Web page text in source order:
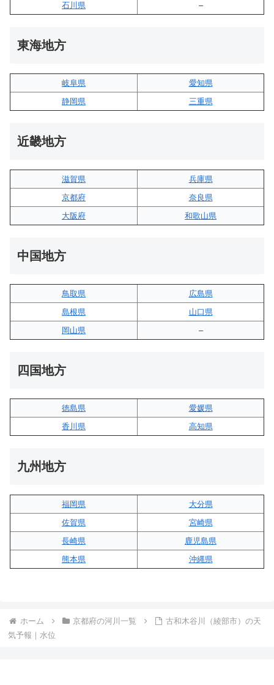
石川県
–
東海地方
岐阜県
愛知県
静岡県
三重県
近畿地方
滋賀県
兵庫県
京都府
奈良県
大阪府
和歌山県
中国地方
鳥取県
広島県
島根県
山口県
岡山県
–
四国地方
徳島県
愛媛県
香川県
高知県
九州地方
福岡県
大分県
佐賀県
宮崎県
長崎県
鹿児島県
熊本県
沖縄県
ホーム 京都府の河川一覧
古和木谷川（綾部市）の天
気予報｜水位